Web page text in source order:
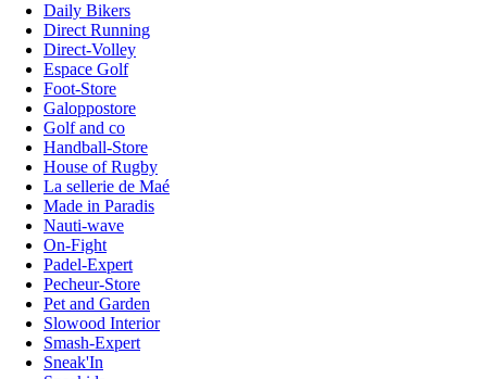
Daily Bikers
Direct Running
Direct-Volley
Espace Golf
Foot-Store
Galoppostore
Golf and co
Handball-Store
House of Rugby
La sellerie de Maé
Made in Paradis
Nauti-wave
On-Fight
Padel-Expert
Pecheur-Store
Pet and Garden
Slowood Interior
Smash-Expert
Sneak'In